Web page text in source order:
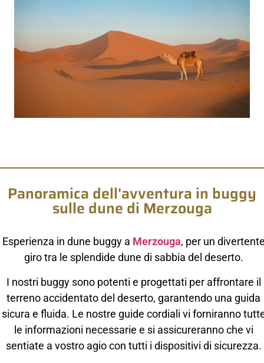
Panoramica dell'avventura in buggy
sulle dune di Merzouga
Esperienza in dune buggy a Merzouga, per un
giro tra le splendide dune di sabbia del deserto.
I nostri buggy sono potenti e progettati per affrontare il
terreno accidentato del deserto, garantendo una guida
sicura e fluida. Le nostre guide cordiali vi forniranno
le informazioni necessarie e si assicureranno che vi
sentiate a vostro agio con tutti i dispositivi di sicurezza.